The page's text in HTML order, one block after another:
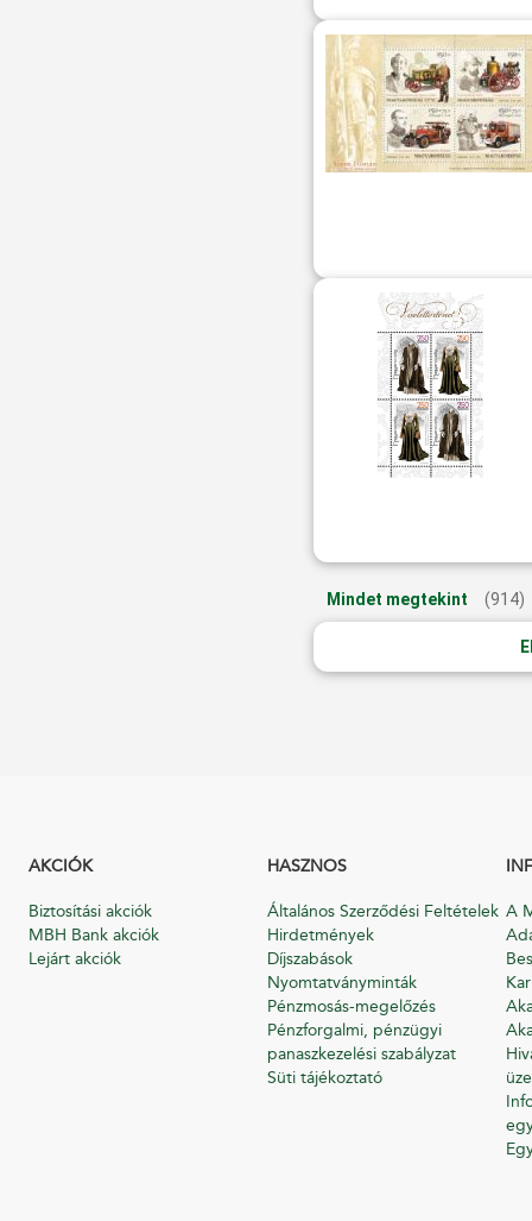
Mindet megtekint (914)
AKCIÓK
Biztosítási akciók
MBH Bank akciók
Lejárt akciók
HASZNOS
Általános Szerződési Feltételek
Hirdetmények
Díjszabások
Nyomtatványminták
Pénzmosás-megelőzés
Pénzforgalmi, pénzügyi
panaszkezelési szabályzat
Süti tájékoztató
A